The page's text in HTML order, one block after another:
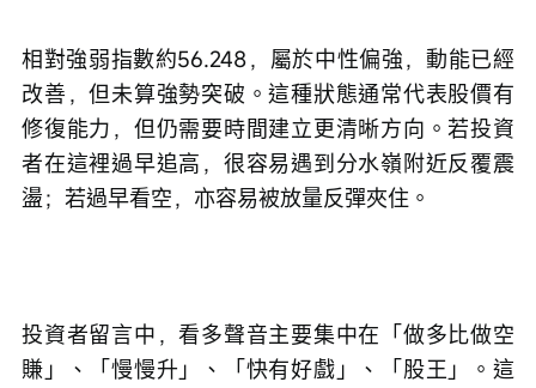
相對強弱指數約56.248，屬於中性偏強，動能已經
改善，但未算強勢突破。這種狀態通常代表股價有
修復能力，但仍需要時間建立更清晰方向。若投資
者在這裡過早追高，很容易遇到分水嶺附近反覆震
盪；若過早看空，亦容易被放量反彈夾住。
投資者留言中，看多聲音主要集中在「做多比做空
賺」、「慢慢升」、「快有好戲」、「股王」。這